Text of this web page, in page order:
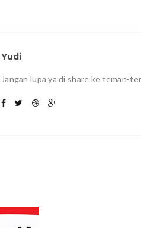
Yudi
Jangan lupa ya di share ke teman-